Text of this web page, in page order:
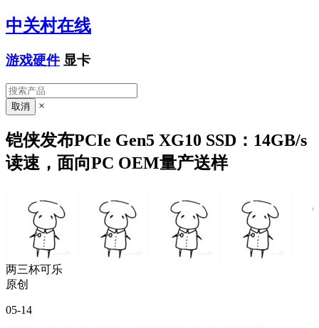
中关村在线
游戏硬件 显卡
×
铠侠发布PCIe Gen5 XG10 SSD：14GB/s
读速，面向PC OEM量产送样
两三杯可乐
原创
05-14